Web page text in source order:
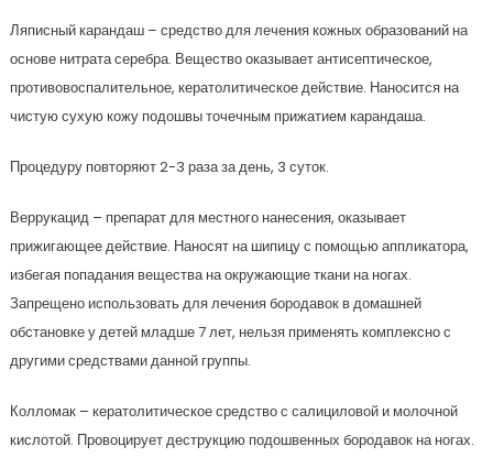
Ляписный карандаш – средство для лечения кожных образований на
основе нитрата серебра. Вещество оказывает антисептическое,
противовоспалительное, кератолитическое действие. Наносится на
чистую сухую кожу подошвы точечным прижатием карандаша.
Процедуру повторяют 2-3 раза за день, 3 суток.
Веррукацид – препарат для местного нанесения, оказывает
прижигающее действие. Наносят на шипицу с помощью аппликатора,
избегая попадания вещества на окружающие ткани на ногах.
Запрещено использовать для лечения бородавок в домашней
обстановке у детей младше 7 лет, нельзя применять комплексно с
другими средствами данной группы.
Колломак – кератолитическое средство с салициловой и молочной
кислотой. Провоцирует деструкцию подошвенных бородавок на ногах.